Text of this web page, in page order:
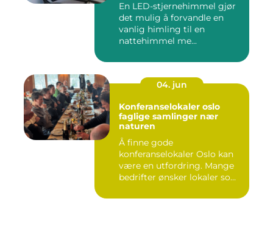
En LED-stjernehimmel gjør
det mulig å forvandle en
vanlig himling til en
nattehimmel me...
04. jun
Konferanselokaler oslo
faglige samlinger nær
naturen
Å finne gode
konferanselokaler Oslo kan
være en utfordring. Mange
bedrifter ønsker lokaler som